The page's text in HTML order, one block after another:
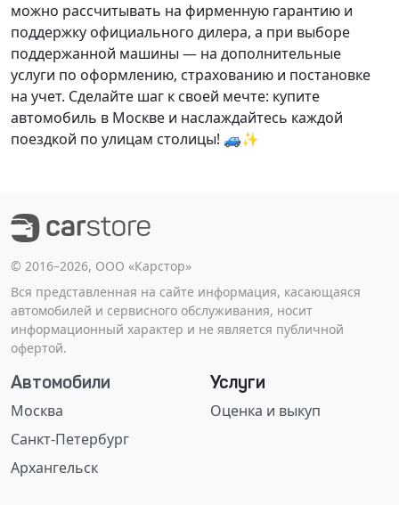
можно рассчитывать на фирменную гарантию и
поддержку официального дилера, а при выборе
поддержанной машины — на дополнительные
услуги по оформлению, страхованию и постановке
на учет. Сделайте шаг к своей мечте: купите
автомобиль в Москве и наслаждайтесь каждой
поездкой по улицам столицы! 🚙✨
©️ 2016–2026, ООО «Карстор»
Вся представленная на сайте информация, касающаяся
автомобилей и сервисного обслуживания, носит
информационный характер и не является публичной
офертой.
Автомобили
Москва
Санкт-Петербург
Архангельск
Услуги
Оценка и выкуп